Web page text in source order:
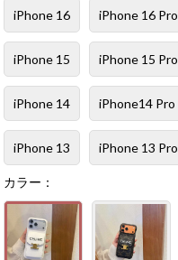
iPhone 16 iPhone 16 Pro
iPhone 15 iPhone 15 Pro
iPhone 14 iPhone14 Pro
iPhone 13 iPhone 13 Pro
カラー：